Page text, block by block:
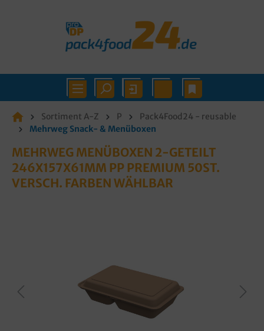
Sortiment A-Z P
Pack4Food24 - reusable
Mehrweg Snack- & Menüboxen
MEHRWEG MENÜBOXEN 2-GETEILT
246X157X61MM PP PREMIUM 50ST.
VERSCH. FARBEN WÄHLBAR